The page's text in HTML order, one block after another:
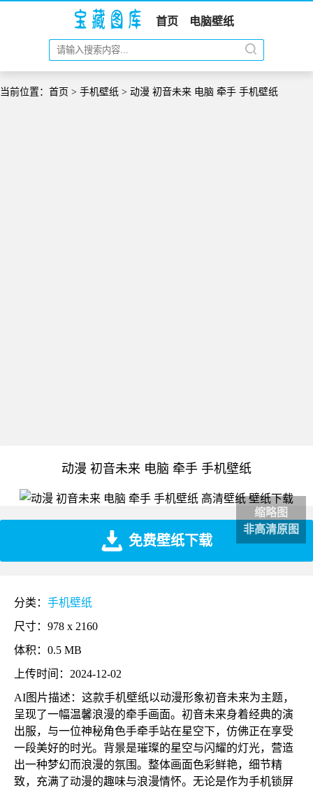
首页 电脑壁纸
当前位置： 首页 > 手机壁纸 > 动漫 初音未来 电脑 牵手 手机壁纸
动漫 初音未来 电脑 牵手 手机壁纸
缩略图
非高清原图
免费壁纸下载
分类： 手机壁纸
尺寸：978 x 2160
体积：0.5 MB
上传时间：2024-12-02
AI图片描述：这款手机壁纸以动漫形象初音未来为主题，
呈现了一幅温馨浪漫的牵手画面。初音未来身着经典的演
出服，与一位神秘角色手牵手站在星空下，仿佛正在享受
一段美好的时光。背景是璀璨的星空与闪耀的灯光，营造
出一种梦幻而浪漫的氛围。整体画面色彩鲜艳，细节精
致，充满了动漫的趣味与浪漫情怀。无论是作为手机锁屏